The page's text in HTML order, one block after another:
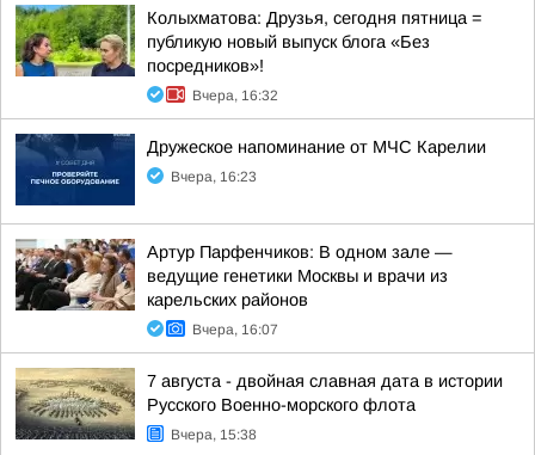
Колыхматова: Друзья, сегодня пятница =
публикую новый выпуск блога «Без
посредников»!
Вчера, 16:32
Дружеское напоминание от МЧС Карелии
Вчера, 16:23
Артур Парфенчиков: В одном зале —
ведущие генетики Москвы и врачи из
карельских районов
Вчера, 16:07
7 августа - двойная славная дата в истории
Русского Военно-морского флота
Вчера, 15:38